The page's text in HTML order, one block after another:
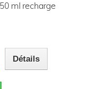
ml recharge
Détails